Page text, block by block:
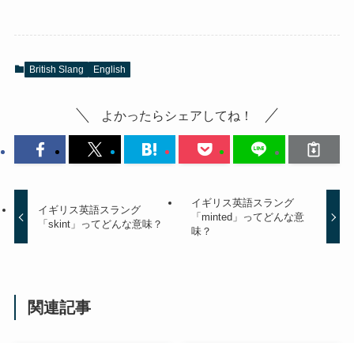
British Slang English
よかったらシェアしてね！
イギリス英語スラング
「skint」ってどんな意味？
イギリス英語スラング
「minted」ってどんな意
味？
関連記事